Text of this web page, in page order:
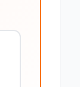
Maksymalnie